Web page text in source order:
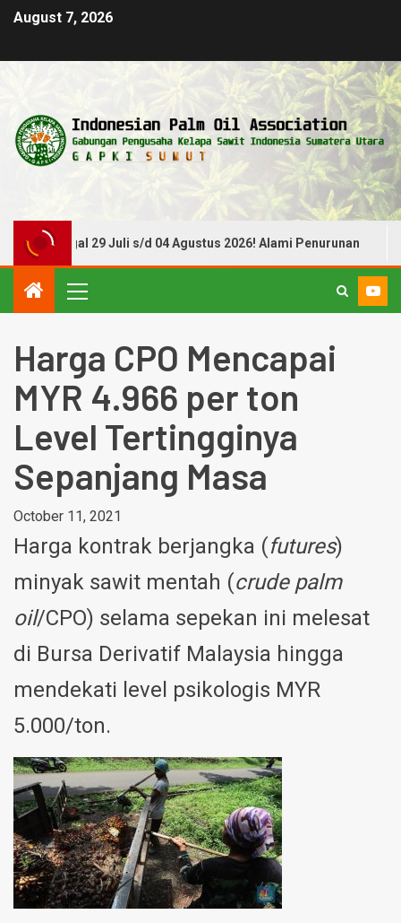
August 7, 2026
29 Juli s/d 04 Agustus 2026! Alami Penurunan
Harga CPO Mencapai
MYR 4.966 per ton
Level Tertingginya
Sepanjang Masa
October 11, 2021
Harga kontrak berjangka (futures)
minyak sawit mentah (crude palm
oil/CPO) selama sepekan ini melesat
di Bursa Derivatif Malaysia hingga
mendekati level psikologis MYR
5.000/ton.